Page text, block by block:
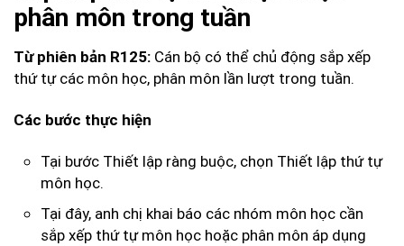
phân môn trong tuần
Từ phiên bản R125: Cán bộ có thể chủ động sắp xếp
thứ tự các môn học, phân môn lần lượt trong tuần.
Các bước thực hiện
Tại bước Thiết lập ràng buộc, chọn Thiết lập thứ tự
môn học.
Tại đây, anh chị khai báo các nhóm môn học cần
sắp xếp thứ tự môn học hoặc phân môn áp dụng